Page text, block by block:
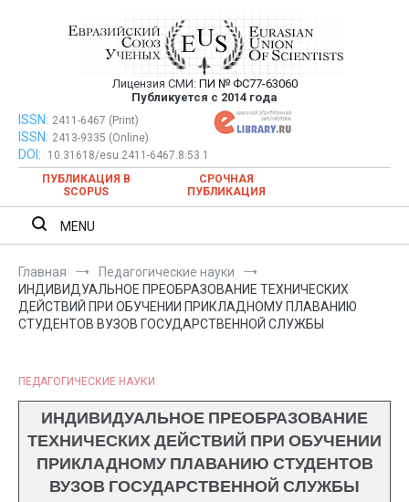
Евразийский Союз Ученых —
публикация научных статей в
ежемесячном научном журнале
Лицензия СМИ: ПИ № ФС77-63060
Публикуется с 2014 года
Евразийский Союз Ученых — публикация научных статей в
ежемесячном научном журнале
ISSN: 2411-6467 (Print)
ISSN: 2413-9335 (Online)
DOI:
10.31618/esu.2411-6467.8.53.1
ПУБЛИКАЦИЯ В
SCOPUS
СРОЧНАЯ
ПУБЛИКАЦИЯ
MENU
Главная
Педагогические науки
ИНДИВИДУАЛЬНОЕ ПРЕОБРАЗОВАНИЕ ТЕХНИЧЕСКИХ
ДЕЙСТВИЙ ПРИ ОБУЧЕНИИ ПРИКЛАДНОМУ ПЛАВАНИЮ
СТУДЕНТОВ ВУЗОВ ГОСУДАРСТВЕННОЙ СЛУЖБЫ
ПЕДАГОГИЧЕСКИЕ НАУКИ
ИНДИВИДУАЛЬНОЕ ПРЕОБРАЗОВАНИЕ
ТЕХНИЧЕСКИХ ДЕЙСТВИЙ ПРИ ОБУЧЕНИИ
ПРИКЛАДНОМУ ПЛАВАНИЮ СТУДЕНТОВ
ВУЗОВ ГОСУДАРСТВЕННОЙ СЛУЖБЫ